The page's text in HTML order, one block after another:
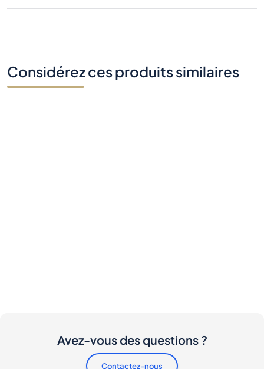
Considérez ces produits similaires
Avez-vous des questions ?
Contactez-nous